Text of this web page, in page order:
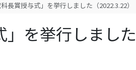
長賞授与式」を挙行しました（2022.3.22）
」を挙行しました